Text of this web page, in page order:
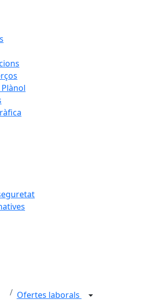
Ofertes laborals